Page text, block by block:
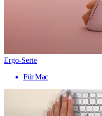
Ergo-Serie
Für Mac